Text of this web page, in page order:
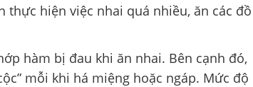
thực hiện việc nhai quá nhiều, ăn các đồ
hàm bị đau khi ăn nhai. Bên cạnh đó,
mỗi khi há miệng hoặc ngáp. Mức độ